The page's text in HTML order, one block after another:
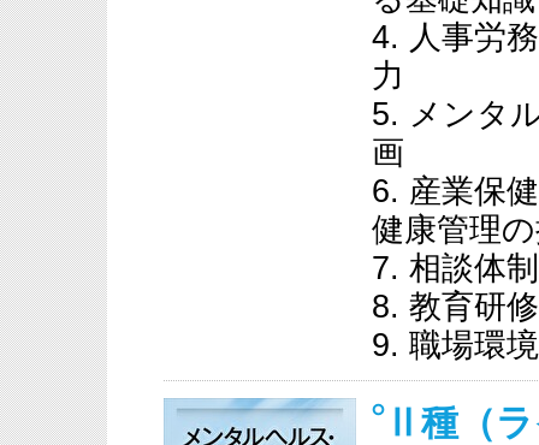
4. 人事労
力
5. メンタ
画
6. 産業保
健康管理
7. 相談体
8. 教育研修
9. 職場環
Ⅱ種（ラ